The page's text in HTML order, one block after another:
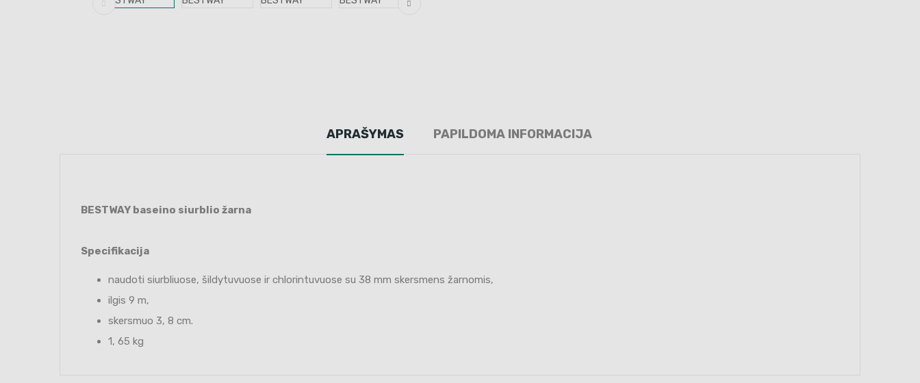
APRAŠYMAS PAPILDOMA INFORMACIJA
BESTWAY baseino siurblio žarna
Specifikacija
naudoti siurbliuose, šildytuvuose ir chlorintuvuose su 38 mm skersmens žarnomis,
ilgis 9 m,
skersmuo 3, 8 cm.
1, 65 kg